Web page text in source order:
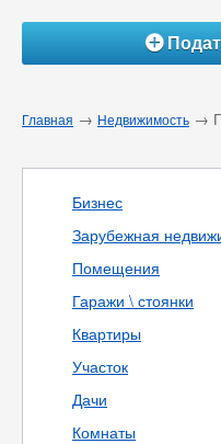
Á
Главная → Недвижимость →
Бизнес
Зарубежная
Помещения
Гаражи \ стоянки
Квартиры
Участок
Дачи
Комнаты